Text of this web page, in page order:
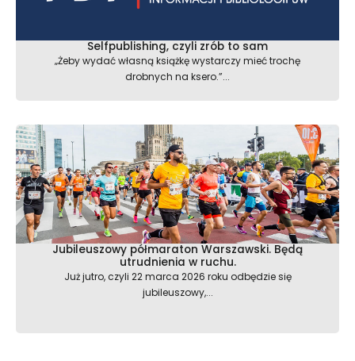
Selfpublishing, czyli zrób to sam
„Żeby wydać własną książkę wystarczy mieć trochę
drobnych na ksero.”...
Jubileuszowy półmaraton Warszawski. Będą
utrudnienia w ruchu.
Już jutro, czyli 22 marca 2026 roku odbędzie się
jubileuszowy,...